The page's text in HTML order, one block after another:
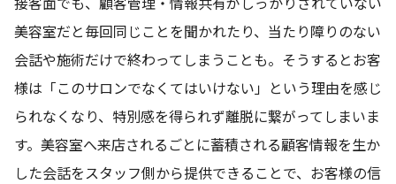
美容室だと毎回同じことを聞かれたり、当たり障りのない
会話や施術だけで終わってしまうことも。そうするとお客
様は「このサロンでなくてはいけない」という理由を感じ
られなくなり、特別感を得られず離脱に繋がってしまいま
す。美容室へ来店されるごとに蓄積される顧客情報を生か
した会話をスタッフ側から提供できることで、お客様の信